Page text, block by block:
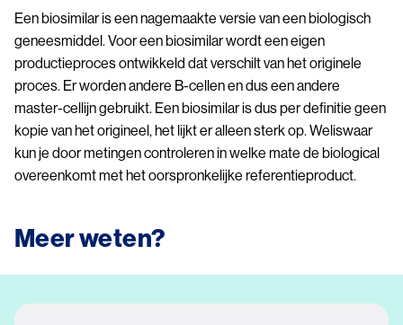
Een biosimilar is een nagemaakte versie van een biologisch
geneesmiddel. Voor een biosimilar wordt een eigen
productieproces ontwikkeld dat verschilt van het originele
proces. Er worden andere B-cellen en dus een andere
master-cellijn gebruikt. Een biosimilar is dus per definitie geen
kopie van het origineel, het lijkt er alleen sterk op. Weliswaar
kun je door metingen controleren in welke mate de biological
overeenkomt met het oorspronkelijke referentieproduct.
Meer weten?